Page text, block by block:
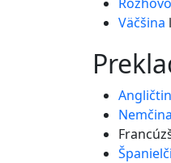
Väčšina
Nemčina